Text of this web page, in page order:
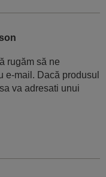
rugăm să ne
e-mail. Dacă produsul
va adresati unui